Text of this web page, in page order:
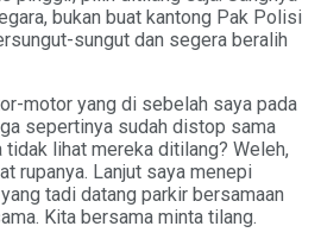
bukan buat kantong Pak Polisi
sungut dan segera beralih
motor yang di sebelah saya pada
sepertinya sudah distop sama
lihat mereka ditilang? Weleh,
rupanya. Lanjut saya menepi
tadi datang parkir bersamaan
Kita bersama minta tilang.